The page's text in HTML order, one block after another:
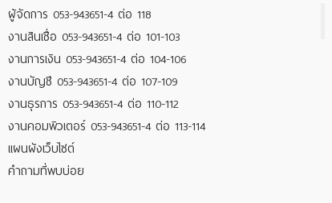
ผู้จัดการ 053-943651-4 ต่อ 118
งานสินเชื่อ 053-943651-4 ต่อ 101-103
งานการเงิน 053-943651-4 ต่อ 104-106
งานบัญชี 053-943651-4 ต่อ 107-109
งานธุรการ 053-943651-4 ต่อ 110-112
งานคอมพิวเตอร์ 053-943651-4 ต่อ 113-114
แผนผังเว็บไซต์
คำถามที่พบบ่อย